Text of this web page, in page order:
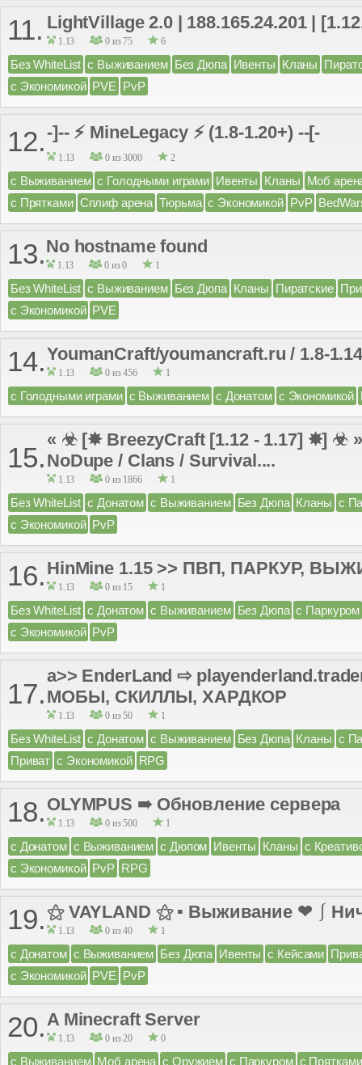
11. LightVillage 2.0 | 188.165.24.201 |
1.13 0 из 75 6
Без WhiteList с Выживанием Без Дюпа Ивенты Кланы
с Экономикой PVE PvP
12. -]-- ⚡ MineLegacy ⚡ (1.8-1.20+) --[-
1.13 0 из 3000 2
с Выживанием с Голодными играми Ивенты Кланы Моб
с Прятками Сплиф арена Тюрьма с Экономикой PvP
13.No hostname found
1.13 0 из 0 1
Без WhiteList с Выживанием Без Дюпа Кланы Пиратские
с Экономикой PVE
14.YoumanCraft/youmancraft.ru / 1.8-
1.13 0 из 456 1
с Голодными играми с Выживанием с Донатом с Экономикой
15.
« ☣ [✸ BreezyCraft [1.12 - 1.17] ✸] ☣
NoDupe / Clans / Survival....
1.13 0 из 1866 1
Без WhiteList с Донатом с Выживанием Без Дюпа Кланы с
с Экономикой PvP
16. HinMine 1.15 >> ПВП, ПАРКУР,
1.13 0 из 15 1
Без WhiteList с Донатом с Выживанием Без Дюпа с Паркуром
с Экономикой PvP
17.
a>> EnderLand ⇨
МОБЫ, СКИЛЛЫ, ХАРДКОР
1.13 0 из 50 1
Без WhiteList с Донатом с Выживанием Без Дюпа Кланы с
Приват с Экономикой RPG
18. OLYMPUS ➠ Обновление сервера
1.13 0 из 500 1
с Донатом с Выживанием с Дюпом Ивенты Кланы с
с Экономикой PvP RPG
19.⚝ VAYLAND ⚝ ▪ Выживание ❤ ⎰
1.13 0 из 40 1
с Донатом с Выживанием Без Дюпа Ивенты с Кейсами
с Экономикой PVE PvP
20.A Minecraft Server
1.13 0 из 20 0
с Выживанием Моб арена с Оружием с Паркуром с Прятками